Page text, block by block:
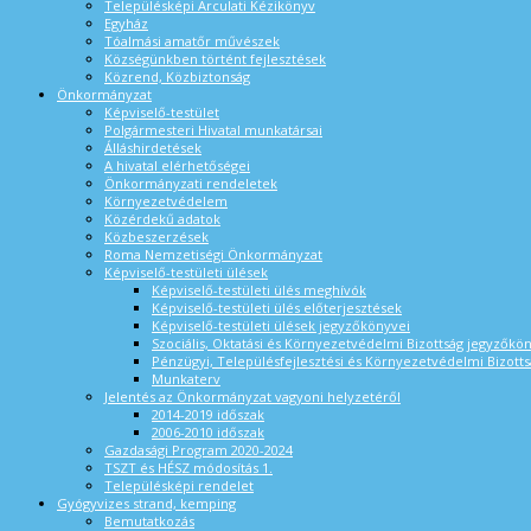
Településképi Arculati Kézikönyv
Egyház
Tóalmási amatőr művészek
Községünkben történt fejlesztések
Közrend, Közbiztonság
Önkormányzat
Képviselő-testület
Polgármesteri Hivatal munkatársai
Álláshirdetések
A hivatal elérhetőségei
Önkormányzati rendeletek
Környezetvédelem
Közérdekű adatok
Közbeszerzések
Roma Nemzetiségi Önkormányzat
Képviselő-testületi ülések
Képviselő-testületi ülés meghívók
Képviselő-testületi ülés előterjesztések
Képviselő-testületi ülések jegyzőkönyvei
Szociális, Oktatási és Környezetvédelmi Bizottság
Pénzügyi, Településfejlesztési és Környezetvédelmi
Munkaterv
Jelentés az Önkormányzat vagyoni helyzetéről
2014-2019 időszak
2006-2010 időszak
Gazdasági Program 2020-2024
TSZT és HÉSZ módosítás 1.
Településképi rendelet
Gyógyvizes strand, kemping
Bemutatkozás